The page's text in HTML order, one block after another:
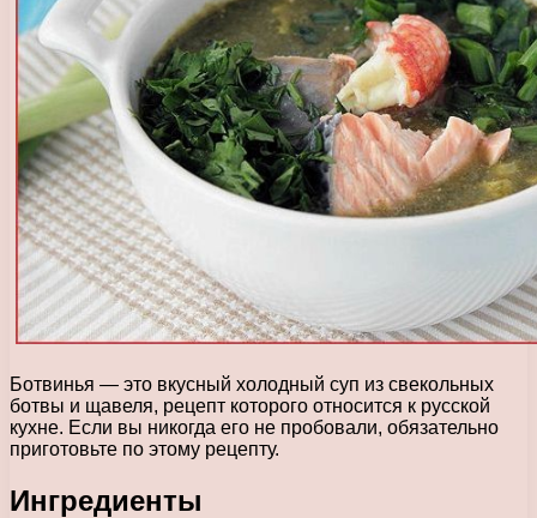
Ботвинья — это вкусный холодный суп из свекольных
ботвы и щавеля, рецепт которого относится к русской
кухне. Если вы никогда его не пробовали, обязательно
приготовьте по этому рецепту.
Ингредиенты